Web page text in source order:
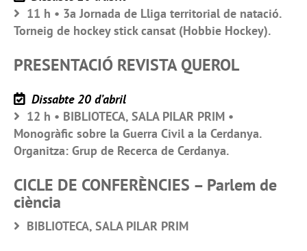
11 h • 3a Jornada de Lliga territorial de natació.
Torneig de hockey stick cansat (Hobbie Hockey).
PRESENTACIÓ REVISTA QUEROL
Dissabte 20 d’abril
12 h • BIBLIOTECA, SALA PILAR PRIM •
Monogràfic sobre la Guerra Civil a la Cerdanya.
Organitza: Grup de Recerca de Cerdanya.
CICLE DE CONFERÈNCIES – Parlem de
ciència
BIBLIOTECA, SALA PILAR PRIM